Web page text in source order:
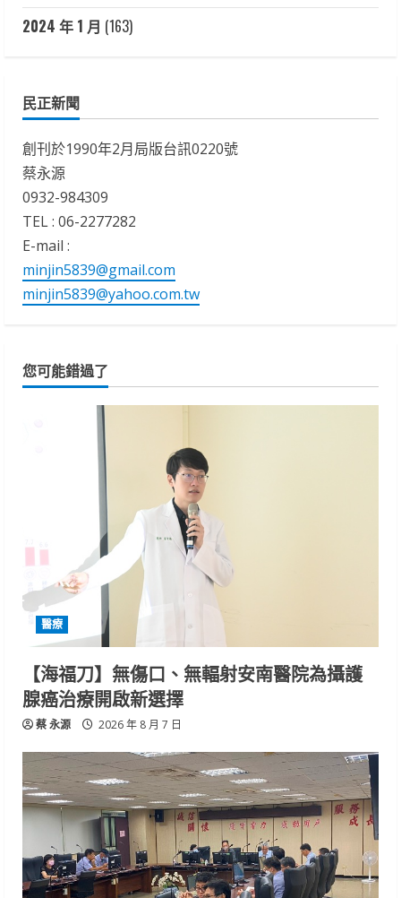
2024 年 1 月 (163)
民正新聞
創刊於1990年2月局版台訊0220號
蔡永源
0932-984309
TEL : 06-2277282
E-mail :
minjin5839@gmail.com
minjin5839@yahoo.com.tw
您可能錯過了
醫療
【海福刀】無傷口、無輻射安南醫院為攝護
腺癌治療開啟新選擇
蔡 永源 2026 年 8 月 7 日